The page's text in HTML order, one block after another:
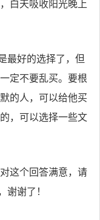
白天吸收阳光晚上
最好的选择了，但
定不要乱买。要根
的人，可以给他买
，可以选择一些文
这个回答满意，请
谢谢了！